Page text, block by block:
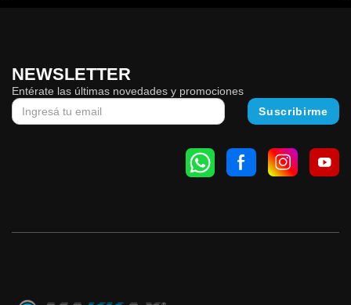
NEWSLETTER
Entérate las últimas novedades y promociones